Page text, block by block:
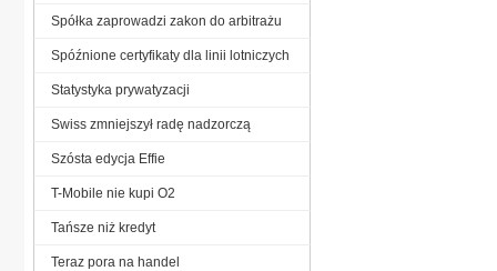
Spółka zaprowadzi zakon do arbitrażu
Spóźnione certyfikaty dla linii lotniczych
Statystyka prywatyzacji
Swiss zmniejszył radę nadzorczą
Szósta edycja Effie
T-Mobile nie kupi O2
Tańsze niż kredyt
Teraz pora na handel